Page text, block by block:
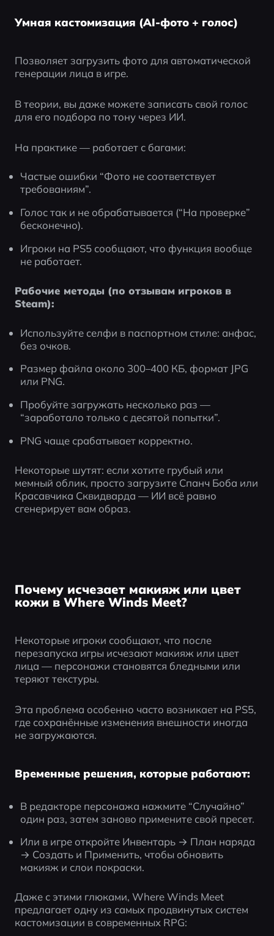
Умная кастомизация (AI-фото + голос)
Позволяет загрузить фото для автоматической
генерации лица в игре.
В теории, вы даже можете записать свой голос
для его подбора по тону через ИИ.
На практике — работает с багами:
Частые ошибки “Фото не соответствует
требованиям”.
Голос так и не обрабатывается (“На проверке”
бесконечно).
Игроки на PS5 сообщают, что функция вообще
не работает.
Рабочие методы (по отзывам игроков в
Steam):
Используйте селфи в паспортном стиле: анфас,
без очков.
Размер файла около 300–400 КБ, формат JPG
или PNG.
Пробуйте загружать несколько раз —
“заработало только с десятой попытки”.
PNG чаще срабатывает корректно.
Некоторые шутят: если хотите грубый или
мемный облик, просто загрузите Спанч Боба или
Красавчика Сквидварда — ИИ всё равно
сгенерирует вам образ.
Почему исчезает макияж или цвет
кожи в Where Winds Meet?
Некоторые игроки сообщают, что после
перезапуска игры исчезают макияж или цвет
лица — персонажи становятся бледными или
теряют текстуры.
Эта проблема особенно часто возникает на PS5,
где сохранённые изменения внешности иногда
не загружаются.
Временные решения, которые работают:
В редакторе персонажа нажмите “Случайно”
один раз, затем заново примените свой пресет.
Или в игре откройте Инвентарь → План наряда
→ Создать и Применить, чтобы обновить
макияж и слои покраски.
Даже с этими глюками, Where Winds Meet
предлагает одну из самых продвинутых систем
кастомизации в современных RPG: